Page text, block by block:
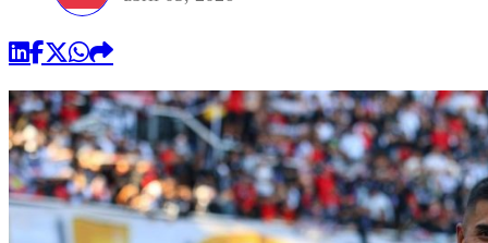
Universidad de Chile
Sustentabilidad